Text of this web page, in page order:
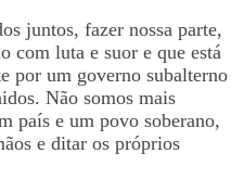
juntos, fazer nossa parte,
com luta e suor e que está
por um governo subalterno
Não somos mais
país e um povo soberano,
e ditar os próprios